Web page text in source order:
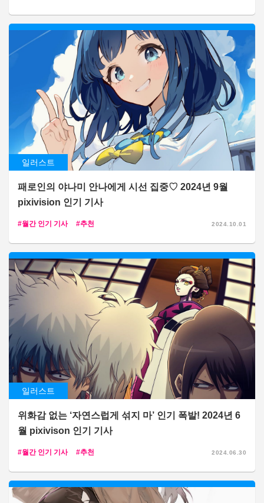
일러스트
패로인의 야나미 안나에게 시선 집중♡ 2024년 9월
pixivision 인기 기사
월간 인기 기사 추천 2024.10.01
일러스트
위화감 없는 ‘자연스럽게 섞지 마’ 인기 폭발! 2024년 6
월 pixivison 인기 기사
월간 인기 기사 추천 2024.06.30